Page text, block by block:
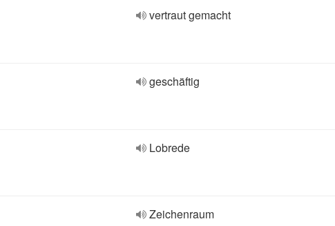
vertraut gemacht
geschäftig
Lobrede
Zeichenraum